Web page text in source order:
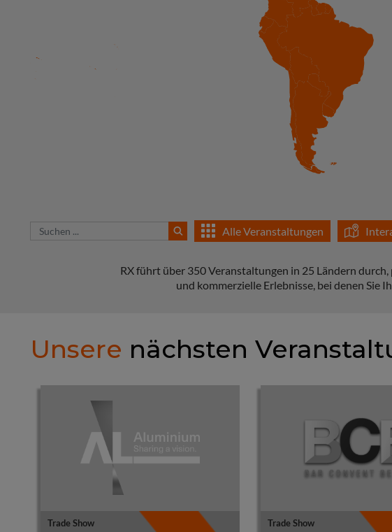
Alle Veranstaltungen
RX führt über 350 Veranstaltungen in 25 Ländern
und kommerzielle Erlebnisse, bei denen Sie
Unsere nächsten
Trade Show Trade Show